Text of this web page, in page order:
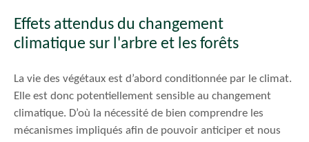
Effets attendus du changement
climatique sur l'arbre et les forêts
La vie des végétaux est d’abord conditionnée par le climat.
Elle est donc potentiellement sensible au changement
climatique. D’où la nécessité de bien comprendre les
mécanismes impliqués afin de pouvoir anticiper et nous